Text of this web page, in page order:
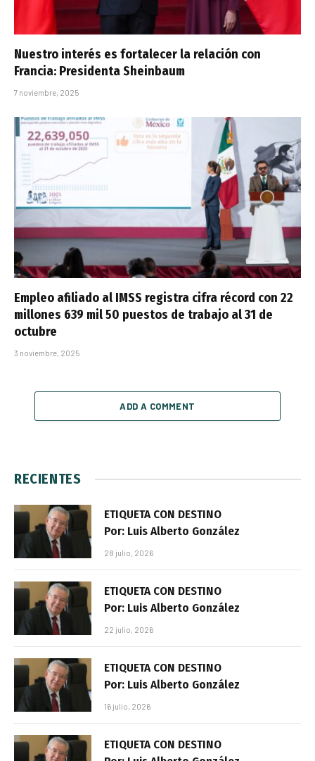
Nuestro interés es fortalecer la relación con
Francia: Presidenta Sheinbaum
7 noviembre, 2025
Empleo afiliado al IMSS registra cifra récord con 22
millones 639 mil 50 puestos de trabajo al 31 de
octubre
3 noviembre, 2025
ADD A COMMENT
RECIENTES
ETIQUETA CON DESTINO
Por: Luis Alberto González
28 julio, 2026
ETIQUETA CON DESTINO
Por: Luis Alberto González
22 julio, 2026
ETIQUETA CON DESTINO
Por: Luis Alberto González
16 julio, 2026
ETIQUETA CON DESTINO